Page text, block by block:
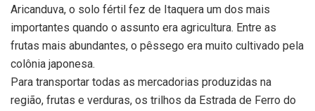
Aricanduva, o solo fértil fez de Itaquera um dos mais
importantes quando o assunto era agricultura. Entre as
frutas mais abundantes, o pêssego era muito cultivado pela
colônia japonesa.
Para transportar todas as mercadorias produzidas na
região, frutas e verduras, os trilhos da Estrada de Ferro do